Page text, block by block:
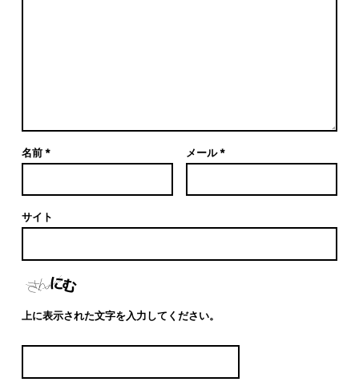
名前 * メール*
サイト
上に表示された文字を入力してください。